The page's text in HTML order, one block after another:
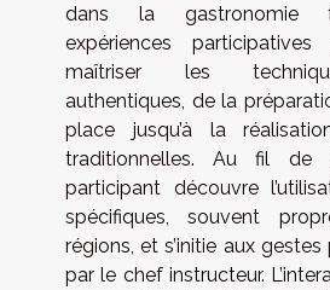
dans la gastronomie
expériences
maîtriser les
authentiques, de la
place jusqu’à la
traditionnelles. Au fil de
participant découvre
spécifiques, souvent
régions, et s’initie aux
par le chef instructeur.